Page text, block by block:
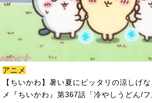
アニメ
【ちいかわ】暑い夏にピッタリの涼しげ
メ『ちいかわ』第367話「冷やしうどん/